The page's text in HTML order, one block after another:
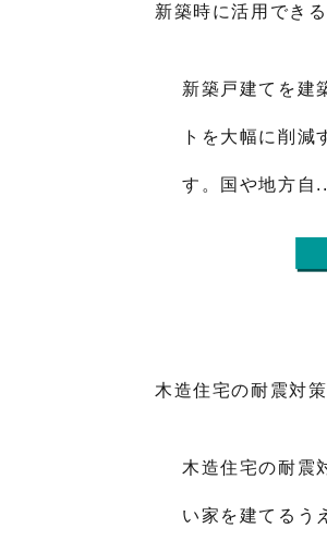
新築時に活用でき
新築戸建てを建
トを大幅に削減
す。国や地方自
木造住宅の耐震対
木造住宅の耐震
い家を建てるう